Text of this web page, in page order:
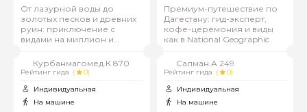
От лазурной воды до
золотых песков и древних
руин: приключение с
видами на миллион и
Курбанмагомед.К 870
Рейтинг гида (
0)
Индивидуальная
На машине
Премиум-путешествие по
Дагестану: гид-эксперт,
кофе-церемония и виды
как в National Geographic
Салман.А 249
Рейтинг гида (
0)
Индивидуальная
На машине